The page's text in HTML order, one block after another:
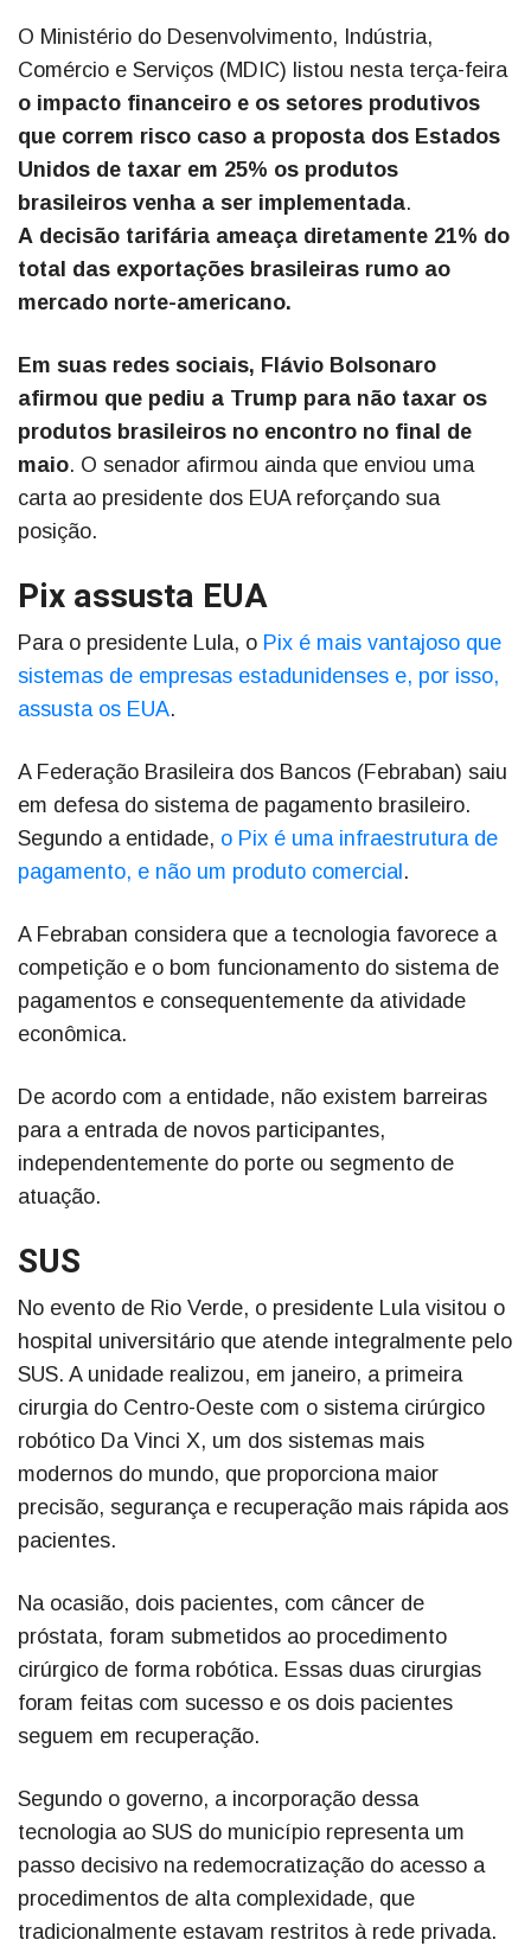
O Ministério do Desenvolvimento, Indústria,
Comércio e Serviços (MDIC) listou nesta terça-feira
o impacto financeiro e os setores produtivos
que correm risco caso a proposta dos Estados
Unidos de taxar em 25% os produtos
brasileiros venha a ser implementada.
A decisão tarifária ameaça diretamente 21% do
total das exportações brasileiras rumo ao
mercado norte-americano.
Em suas redes sociais, Flávio Bolsonaro
afirmou que pediu a Trump para não taxar os
produtos brasileiros no encontro no final de
maio. O senador afirmou ainda que enviou uma
carta ao presidente dos EUA reforçando sua
posição.
Pix assusta EUA
Para o presidente Lula, o Pix é mais vantajoso que
sistemas de empresas estadunidenses e, por isso,
assusta os EUA.
A Federação Brasileira dos Bancos (Febraban) saiu
em defesa do sistema de pagamento brasileiro.
Segundo a entidade, o Pix é uma infraestrutura de
pagamento, e não um produto comercial .
A Febraban considera que a tecnologia favorece a
competição e o bom funcionamento do sistema de
pagamentos e consequentemente da atividade
econômica.
De acordo com a entidade, não existem barreiras
para a entrada de novos participantes,
independentemente do porte ou segmento de
atuação.
SUS
No evento de Rio Verde, o presidente Lula visitou o
hospital universitário que atende integralmente pelo
SUS. A unidade realizou, em janeiro, a primeira
cirurgia do Centro-Oeste com o sistema cirúrgico
robótico Da Vinci X, um dos sistemas mais
modernos do mundo, que proporciona maior
precisão, segurança e recuperação mais rápida aos
pacientes.
Na ocasião, dois pacientes, com câncer de
próstata, foram submetidos ao procedimento
cirúrgico de forma robótica. Essas duas cirurgias
foram feitas com sucesso e os dois pacientes
seguem em recuperação.
Segundo o governo, a incorporação dessa
tecnologia ao SUS do município representa um
passo decisivo na redemocratização do acesso a
procedimentos de alta complexidade, que
tradicionalmente estavam restritos à rede privada.